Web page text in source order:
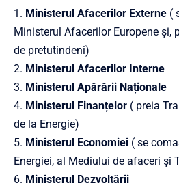
1. Ministerul Afacerilor Externe (
Ministerul Afacerilor Europene și,
de pretutindeni)
2. Ministerul Afacerilor Interne
3. Ministerul Apărării Naționale
4. Ministerul Finanțelor ( preia
de la Energie)
5. Ministerul Economiei ( se
Energiei, al Mediului de afaceri și
6. Ministerul Dezvoltării